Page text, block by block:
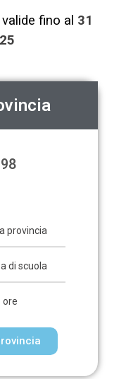
fino al 31
98
provincia
di scuola
ore